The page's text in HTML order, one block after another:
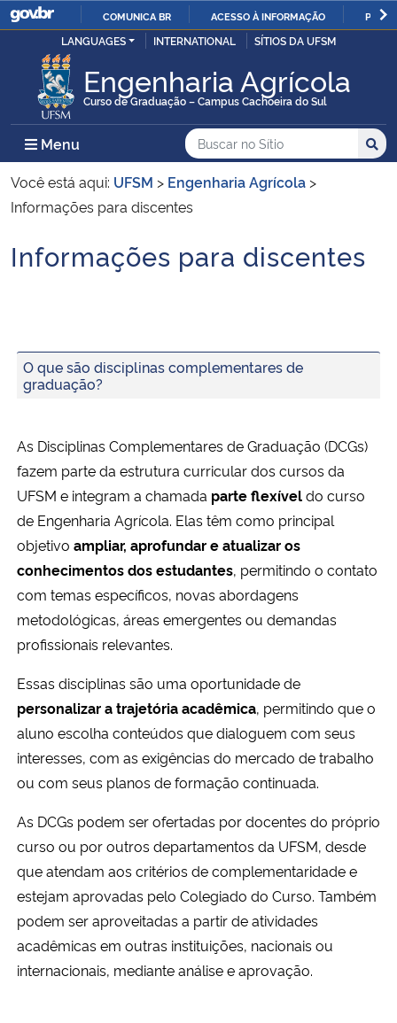
IR
O
COMUNICA BR ACESSO À INFORMAÇÃO
Ministério da Justiça e Segurança Pública
Ministério da Defesa
Ministério das Relações Exteriores
Ministério da Infraestrutura
Ministério da Educação
Ministério da Saúde
Ministério de Minas e Energia
Ministério da Ciência, Tecnologia, Inovações e Comunicações
Ministério do Meio Ambiente
Ministério do Turismo
Ministério do Desenvolvimento Regional
Controladoria-Geral da União
Ministério da Mulher, da Família e dos Direitos Humanos
Secretaria-Geral
Secretaria de Governo
Gabinete de Segurança Institucional
Advocacia-Geral da União
LANGUAGES INTERNATIONAL SÍTIOS DA UFSM
Engenharia Agrícola
Curso de Graduação – Campus Cachoeira do Sul
Menu Menu Principal do Sítio
Busca
Buscar no no Sítio
Busca:
Você está aqui: UFSM > Engenharia Agrícola >
Informações para discentes
Início do conteúdo
Informações para discentes
O que são disciplinas complementares de
graduação?
As Disciplinas Complementares de Graduação (DCGs)
fazem parte da estrutura curricular dos cursos da
UFSM e integram a chamada parte flexíveldo curso
de Engenharia Agrícola. Elas têm como principal
objetivo ampliar, aprofundar e atualizar os
conhecimentos dos estudantes, permitindo o contato
com temas específicos, novas abordagens
metodológicas, áreas emergentes ou demandas
profissionais relevantes.
Essas disciplinas são uma oportunidade de
personalizar a trajetória acadêmica, permitindo que o
aluno escolha conteúdos que dialoguem com seus
interesses, com as exigências do mercado de trabalho
ou com seus planos de formação continuada.
As DCGs podem ser ofertadas por docentes do próprio
curso ou por outros departamentos da UFSM, desde
que atendam aos critérios de complementaridade e
estejam aprovadas pelo Colegiado do Curso. Também
podem ser aproveitadas a partir de atividades
acadêmicas em outras instituições, nacionais ou
internacionais, mediante análise e aprovação.